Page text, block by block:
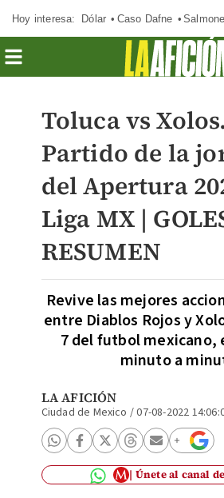
Hoy interesa: Dólar Caso Dafne
Toluca vs Xolos.
Partido de la
del Apertura
Liga MX |
RESUMEN
Revive las mejores
entre Diablos Rojos y
7 del futbol mexicano,
minuto a
LA AFICIÓN
Ciudad de Mexico /07-08-2022
Únete al canal